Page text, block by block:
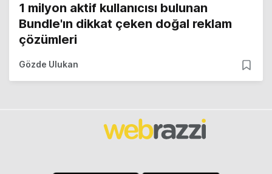
1 milyon aktif kullanıcısı bulunan
Bundle'ın dikkat çeken doğal reklam
çözümleri
Gözde Ulukan